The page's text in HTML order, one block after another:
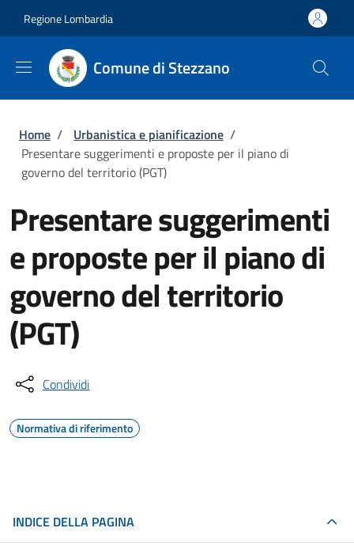
Regione Lombardia
Comune di Stezzano
Briciole di pane
Home / Urbanistica e pianificazione /
Presentare suggerimenti e proposte per il piano di
governo del territorio (PGT)
Presentare suggerimenti
e proposte per il piano di
governo del territorio
(PGT)
Condividi
Normativa di riferimento
INDICE DELLA PAGINA